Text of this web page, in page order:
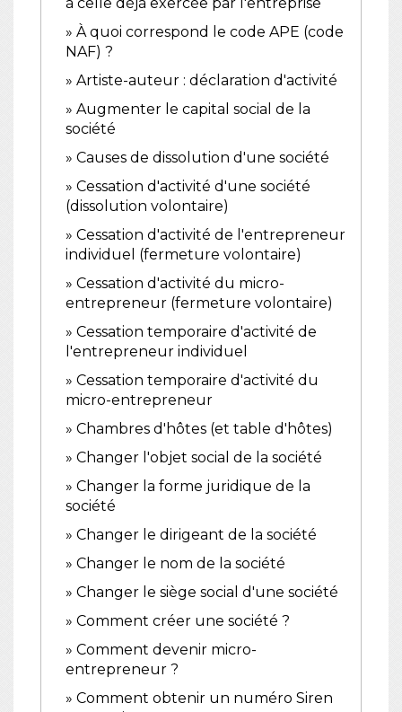
À quoi correspond le code APE (code
NAF) ?
Artiste-auteur : déclaration d'activité
Augmenter le capital social de la
société
Causes de dissolution d'une société
Cessation d'activité d'une société
(dissolution volontaire)
Cessation d'activité de l'entrepreneur
individuel (fermeture volontaire)
Cessation d'activité du micro-
entrepreneur (fermeture volontaire)
Cessation temporaire d'activité de
l'entrepreneur individuel
Cessation temporaire d'activité du
micro-entrepreneur
Chambres d'hôtes (et table d'hôtes)
Changer l'objet social de la société
Changer la forme juridique de la
société
Changer le dirigeant de la société
Changer le nom de la société
Changer le siège social d'une société
Comment créer une société ?
Comment devenir micro-
entrepreneur ?
Comment obtenir un numéro Siren